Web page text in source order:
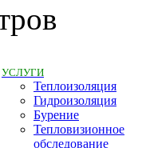
УСЛУГИ
Теплоизоляция
Гидроизоляция
Бурение
Тепловизионное
обследование